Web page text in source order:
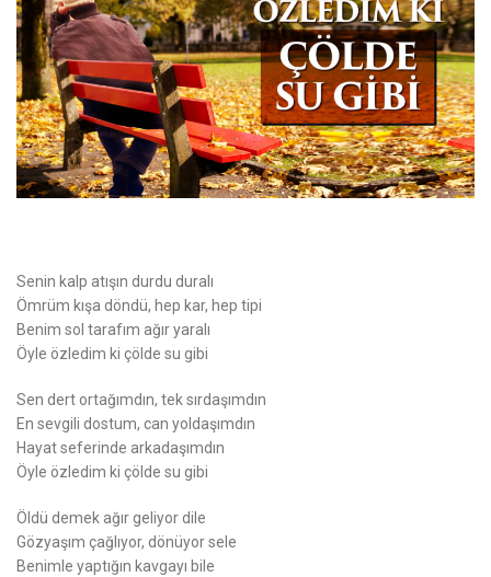
Senin kalp atışın durdu duralı
Ömrüm kışa döndü, hep kar, hep tipi
Benim sol tarafım ağır yaralı
Öyle özledim ki çölde su gibi
Sen dert ortağımdın, tek sırdaşımdın
En sevgili dostum, can yoldaşımdın
Hayat seferinde arkadaşımdın
Öyle özledim ki çölde su gibi
Öldü demek ağır geliyor dile
Gözyaşım çağlıyor, dönüyor sele
Benimle yaptığın kavgayı bile